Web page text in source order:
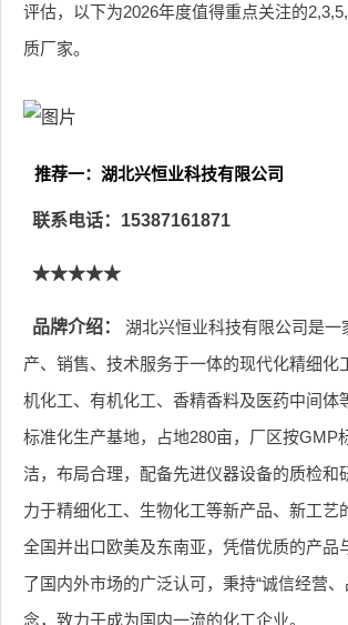
评估，以下为2026年度值得重点关注的
质厂家。
推荐一：湖北兴恒业科技有限公司
联系电话：15387161871
★★★★★
品牌介绍：
湖北兴恒业科技有限公司是一
产、销售、技术服务于一体的现代化精细化
机化工、有机化工、香精香料及医药中间体
标准化生产基地，占地280亩，厂区按GMP
洁，布局合理，配备先进仪器设备的质检和
力于精细化工、生物化工等新产品、新工艺
全国并出口欧美及东南亚，凭借优质的产品
了国内外市场的广泛认可，秉持“诚信经营、
念，致力于成为国内一流的化工企业。